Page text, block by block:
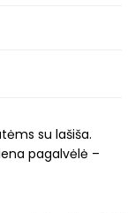
su lašiša.
pagalvėlė –